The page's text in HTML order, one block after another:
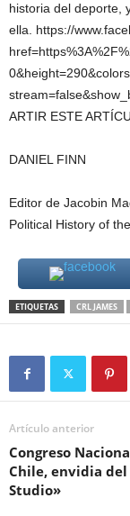
historia del deporte,
ella. https://
ARTIR ESTE
DANIEL FINN
Editor de Jacobin
Political History of
ETIQUETAS CRL JAMES
Artículo anterior
Congreso
Chile, envidia del
Studio»